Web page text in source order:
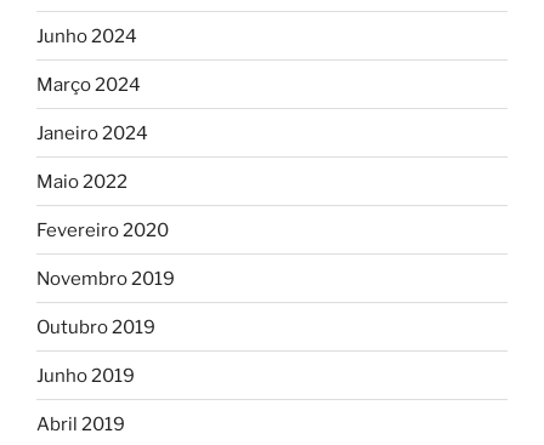
Junho 2024
Março 2024
Janeiro 2024
Maio 2022
Fevereiro 2020
Novembro 2019
Outubro 2019
Junho 2019
Abril 2019